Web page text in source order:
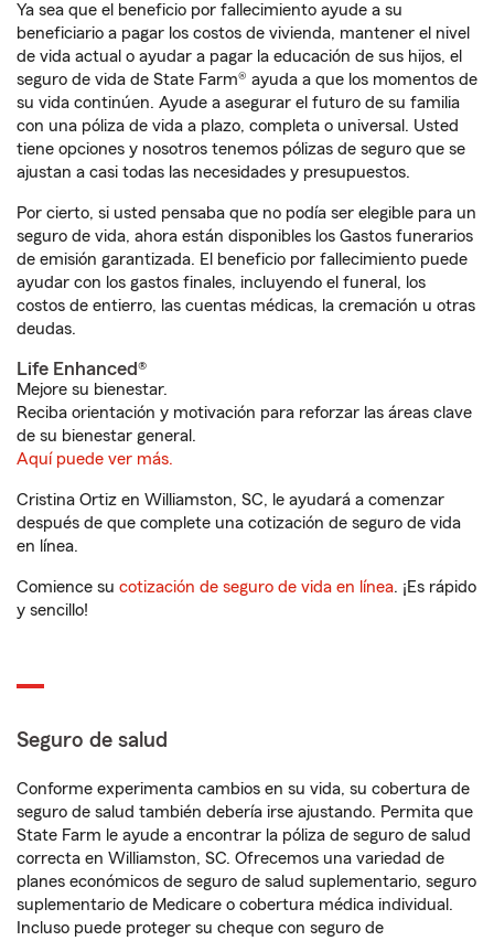
Ya sea que el beneficio por fallecimiento ayude a su
beneficiario a pagar los costos de vivienda, mantener el nivel
de vida actual o ayudar a pagar la educación de sus hijos, el
seguro de vida de State Farm® ayuda a que los momentos de
su vida continúen. Ayude a asegurar el futuro de su familia
con una póliza de vida a plazo, completa o universal. Usted
tiene opciones y nosotros tenemos pólizas de seguro que se
ajustan a casi todas las necesidades y presupuestos.
Por cierto, si usted pensaba que no podía ser elegible para un
seguro de vida, ahora están disponibles los Gastos funerarios
de emisión garantizada. El beneficio por fallecimiento puede
ayudar con los gastos finales, incluyendo el funeral, los
costos de entierro, las cuentas médicas, la cremación u otras
deudas.
Life Enhanced®
Mejore su bienestar.
Reciba orientación y motivación para reforzar las áreas clave
de su bienestar general.
Aquí puede ver más.
Cristina Ortiz en Williamston, SC, le ayudará a comenzar
después de que complete una cotización de seguro de vida
en línea.
Comience su cotización de seguro de vida en línea. ¡Es rápido
y sencillo!
Seguro de salud
Conforme experimenta cambios en su vida, su cobertura de
seguro de salud también debería irse ajustando. Permita que
State Farm le ayude a encontrar la póliza de seguro de salud
correcta en Williamston, SC. Ofrecemos una variedad de
planes económicos de seguro de salud suplementario, seguro
suplementario de Medicare o cobertura médica individual.
Incluso puede proteger su cheque con seguro de